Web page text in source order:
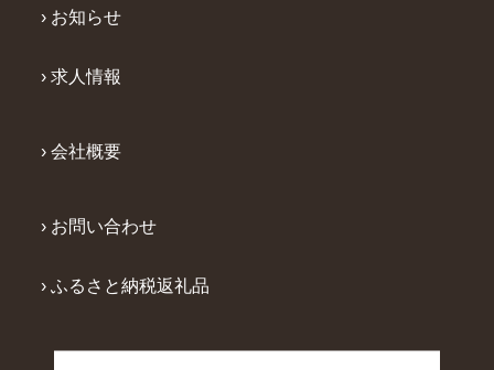
› お知らせ
› 求人情報
› 会社概要
› お問い合わせ
› ふるさと納税返礼品